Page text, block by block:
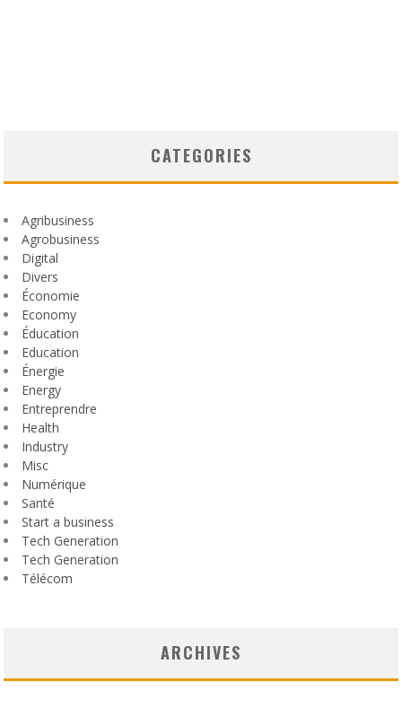
CATEGORIES
Agribusiness
Agrobusiness
Digital
Divers
Économie
Economy
Éducation
Education
Énergie
Energy
Entreprendre
Health
Industry
Misc
Numérique
Santé
Start a business
Tech Generation
Tech Generation
Télécom
ARCHIVES